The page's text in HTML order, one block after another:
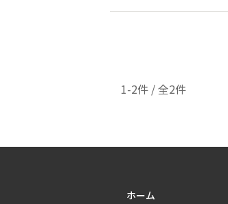
1-2件 / 全2件
ホーム